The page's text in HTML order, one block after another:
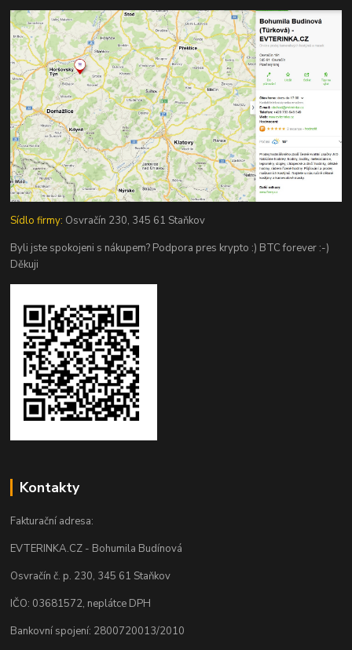
Sídlo firmy: Osvračín 230, 345 61 Staňkov
Byli jste spokojeni s nákupem? Podpora pres krypto :) BTC forever :-)
Děkuji
Kontakty
Fakturační adresa:
EVTERINKA.CZ - Bohumila Budínová
Osvračín č. p. 230, 345 61 Staňkov
IČO: 03681572, neplátce DPH
Bankovní spojení: 2800720013/2010